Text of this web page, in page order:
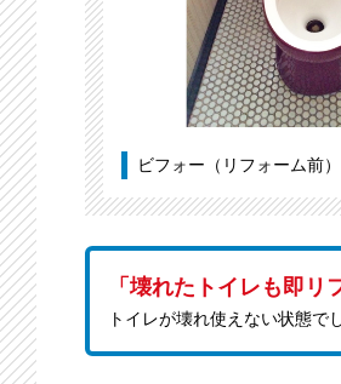
ビフォー（リフォーム前）
「壊れたトイレも即リ
トイレが壊れ使えない状態で